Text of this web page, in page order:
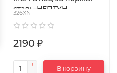
сталь–НЕПТУН
326XN
2190 ₽
В корзину